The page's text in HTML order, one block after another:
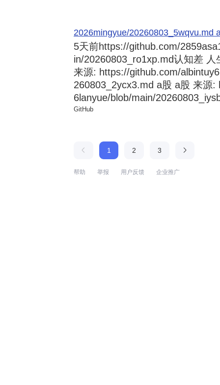
2026mingyue/20260803_5wqvu.md
5天前https://github.com/
in/20260803_ro1xp.md认知差
来源: https://github.com/
260803_2ycx3.md a股 a股 来源
6lanyue/blob/main/
GitHub
1 2 3
帮助 举报 用户反馈 企业推广